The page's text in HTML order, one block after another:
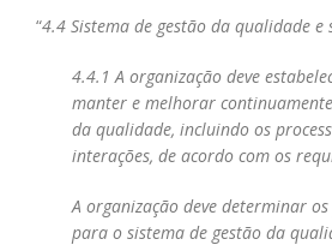
“4.4 Sistema de gestão da qualidade e
4.4.1 A organização deve
manter e melhorar
da qualidade, incluindo os
interações, de acordo com os
A organização deve determinar os
para o sistema de gestão da